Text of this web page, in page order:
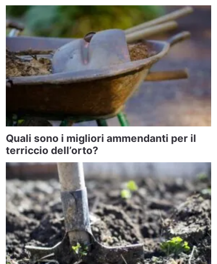
Quali sono i migliori ammendanti per il
terriccio dell’orto?